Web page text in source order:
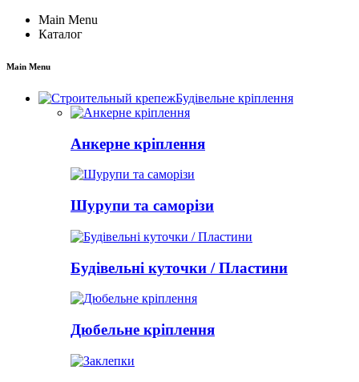
Main Menu
Каталог
Main Menu
Будівельне кріплення
Анкерне кріплення
Шурупи та саморізи
Будівельні куточки / Пластини
Дюбельне кріплення